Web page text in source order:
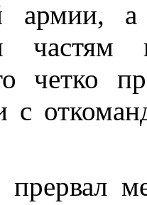
армии,
частям
четко
с